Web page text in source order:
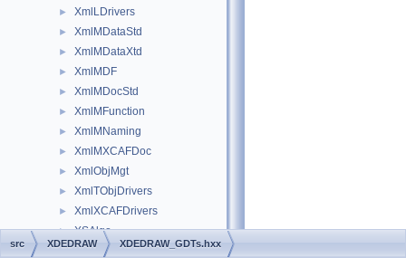
► XmlLDrivers
► XmlMDataStd
► XmlMDataXtd
► XmlMDF
► XmlMDocStd
► XmlMFunction
► XmlMNaming
► XmlMXCAFDoc
► XmlObjMgt
► XmlTObjDrivers
► XmlXCAFDrivers
► XSAlgo
► XSControl
src XDEDRAW XDEDRAW_GDTs.hxx